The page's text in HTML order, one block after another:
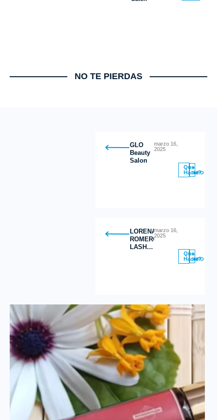
NO TE PIERDAS
GLO
Beauty
Salon
marzo 16,
2025
Que
Hacer?
+
INFO
LORENA
ROMERO
LASH
marzo 16,
2025
Que
Hacer?
+
INFO